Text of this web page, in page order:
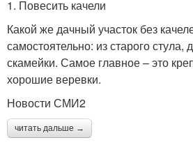
1. Повесить качели
Какой же дачный участок без
самостоятельно: из старого стула,
скамейки. Самое главное – это
хорошие веревки.
Новости СМИ2
читать дальше →